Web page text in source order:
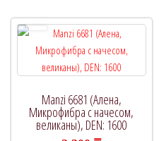
Опции
на
Manzi 6681 (Алена,
Микрофибра с начесом,
великаны), DEN: 1600